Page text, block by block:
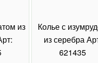
из
Колье с
из серебра
621435